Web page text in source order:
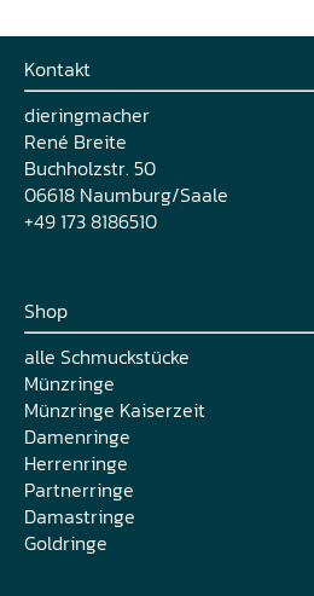
Kontakt
dieringmacher
René Breite
Buchholzstr. 50
06618 Naumburg/Saale
+49 173 8186510
Shop
alle Schmuckstücke
Münzringe
Münzringe Kaiserzeit
Damenringe
Herrenringe
Partnerringe
Damastringe
Goldringe